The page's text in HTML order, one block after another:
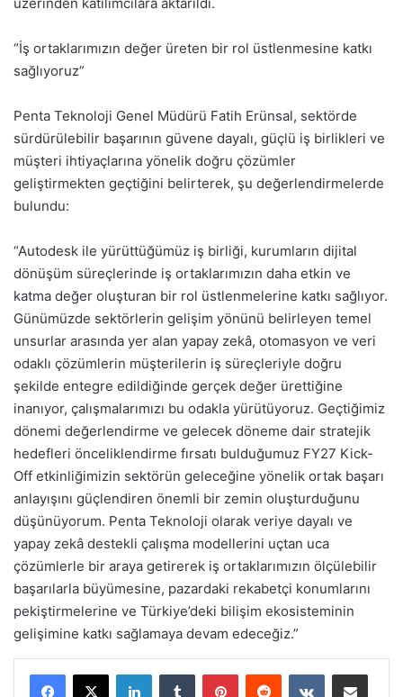
“İş ortaklarımızın değer üreten bir rol üstlenmesine katkı
sağlıyoruz”
Penta Teknoloji Genel Müdürü Fatih Erünsal, sektörde
sürdürülebilir başarının güvene dayalı, güçlü iş birlikleri ve
müşteri ihtiyaçlarına yönelik doğru çözümler
geliştirmekten geçtiğini belirterek, şu değerlendirmelerde
bulundu:
“Autodesk ile yürüttüğümüz iş birliği, kurumların dijital
dönüşüm süreçlerinde iş ortaklarımızın daha etkin ve
katma değer oluşturan bir rol üstlenmelerine katkı sağlıyor.
Günümüzde sektörlerin gelişim yönünü belirleyen temel
unsurlar arasında yer alan yapay zekâ, otomasyon ve veri
odaklı çözümlerin müşterilerin iş süreçleriyle doğru
şekilde entegre edildiğinde gerçek değer ürettiğine
inanıyor, çalışmalarımızı bu odakla yürütüyoruz. Geçtiğimiz
dönemi değerlendirme ve gelecek döneme dair stratejik
hedefleri önceliklendirme fırsatı bulduğumuz FY27 Kick-
Off etkinliğimizin sektörün geleceğine yönelik ortak başarı
anlayışını güçlendiren önemli bir zemin oluşturduğunu
düşünüyorum. Penta Teknoloji olarak veriye dayalı ve
yapay zekâ destekli çalışma modellerini uçtan uca
çözümlerle bir araya getirerek iş ortaklarımızın ölçülebilir
başarılarla büyümesine, pazardaki rekabetçi konumlarını
pekiştirmelerine ve Türkiye’deki bilişim ekosisteminin
gelişimine katkı sağlamaya devam edeceğiz.”